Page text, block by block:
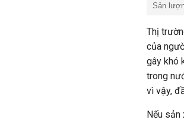
Sản
Thị
của
gây khó
trong
vì vậy,
Nếu sản